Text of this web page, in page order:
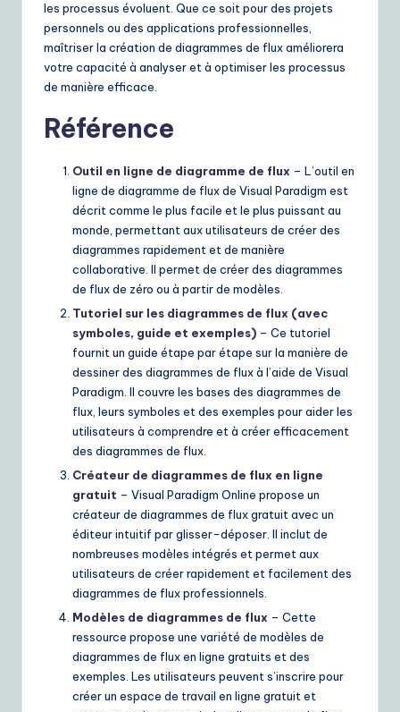
les processus évoluent. Que ce soit pour des projets
personnels ou des applications professionnelles,
maîtriser la création de diagrammes de flux améliorera
votre capacité à analyser et à optimiser les processus
de manière efficace.
Référence
Outil en ligne de diagramme de flux – L’outil en
ligne de diagramme de flux de Visual Paradigm est
décrit comme le plus facile et le plus puissant au
monde, permettant aux utilisateurs de créer des
diagrammes rapidement et de manière
collaborative. Il permet de créer des diagrammes
de flux de zéro ou à partir de modèles.
Tutoriel sur les diagrammes de flux (avec
symboles, guide et exemples) – Ce tutoriel
fournit un guide étape par étape sur la manière de
dessiner des diagrammes de flux à l’aide de Visual
Paradigm. Il couvre les bases des diagrammes de
flux, leurs symboles et des exemples pour aider les
utilisateurs à comprendre et à créer efficacement
des diagrammes de flux.
Créateur de diagrammes de flux en ligne
gratuit – Visual Paradigm Online propose un
créateur de diagrammes de flux gratuit avec un
éditeur intuitif par glisser-déposer. Il inclut de
nombreuses modèles intégrés et permet aux
utilisateurs de créer rapidement et facilement des
diagrammes de flux professionnels.
Modèles de diagrammes de flux – Cette
ressource propose une variété de modèles de
diagrammes de flux en ligne gratuits et des
exemples. Les utilisateurs peuvent s’inscrire pour
créer un espace de travail en ligne gratuit et